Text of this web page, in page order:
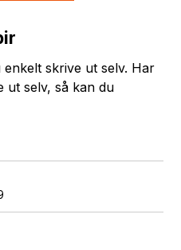
skrive ut selv. Har
ut selv, så kan du